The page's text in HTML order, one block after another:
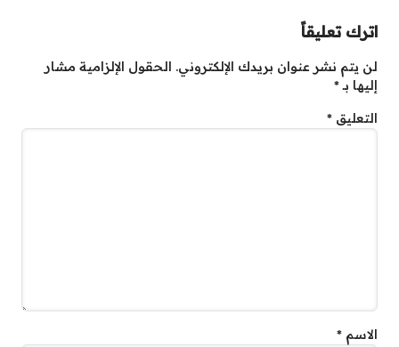
اترك تعليقاً
لن يتم نشر عنوان بريدك الإلكتروني. الحقول الإلزامية مشار
إليها بـ*
التعليق *
الاسم *